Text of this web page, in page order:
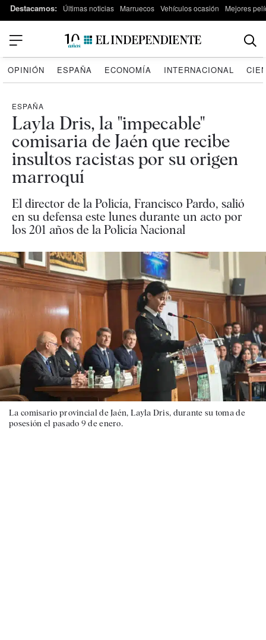
Destacamos: Últimas noticias Marruecos Vehículos ocasión Mejores
OPINIÓN ESPAÑA ECONOMÍA INTERNACIONAL
ESPAÑA
Layla Dris, la "impecable"
comisaria de Jaén que recibe
insultos racistas por su origen
marroquí
El director de la Policía, Francisco Pardo, salió
en su defensa este lunes durante un acto por
los 201 años de la Policía Nacional
La comisario provincial de Jaén, Layla Dris, durante su toma de
posesión el pasado 9 de enero.